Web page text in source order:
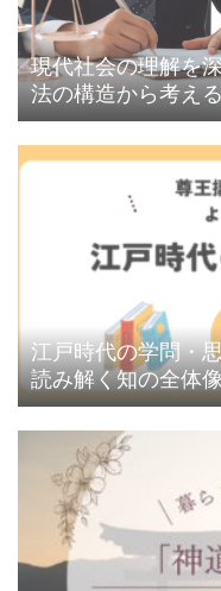
現代社会の理解を
法の構造から考え
江戸時代の学問・
読み解く知の全体